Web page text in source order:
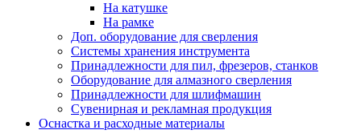
На катушке
На рамке
Доп. оборудование для сверления
Системы хранения инструмента
Принадлежности для пил, фрезеров, станков
Оборудование для алмазного сверления
Принадлежности для шлифмашин
Сувенирная и рекламная продукция
Оснастка и расходные материалы